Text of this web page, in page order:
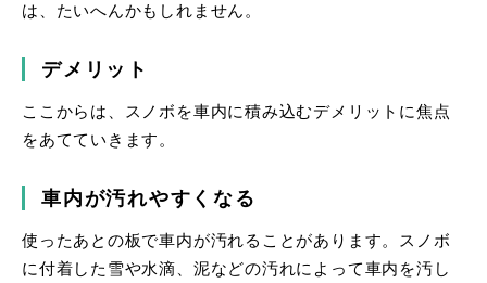
は、たいへんかもしれません。
デメリット
ここからは、スノボを車内に積み込むデメリットに焦点
をあてていきます。
車内が汚れやすくなる
使ったあとの板で車内が汚れることがあります。スノボ
に付着した雪や水滴、泥などの汚れによって車内を汚し